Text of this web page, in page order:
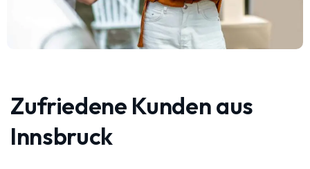
Zufriedene Kunden aus
Innsbruck